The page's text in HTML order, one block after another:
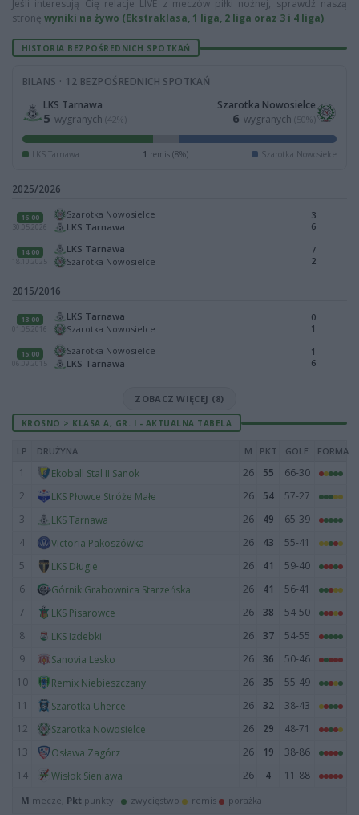
Jeśli interesują Cię relacje LIVE z meczów piłki nożnej, sprawdź naszą
stronę wyniki na żywo (Ekstraklasa, 1 liga, 2 liga oraz 3 i 4 liga).
HISTORIA BEZPOŚREDNICH SPOTKAŃ
BILANS · 12 BEZPOŚREDNICH SPOTKAŃ
LKS Tarnawa
5 wygranych (42%)
Szarotka Nowosielce
6 wygranych (50%)
LKS Tarnawa 1 remis (8%) Szarotka Nowosielce
2025/2026
16:00
30.05.2026
Szarotka Nowosielce
LKS Tarnawa
3
6
14:00
18.10.2025
LKS Tarnawa
Szarotka Nowosielce
7
2
2015/2016
13:00
01.05.2016
LKS Tarnawa
Szarotka Nowosielce
0
1
15:00
06.09.2015
Szarotka Nowosielce
LKS Tarnawa
1
6
ZOBACZ WIĘCEJ (8)
KROSNO > KLASA A, GR. I - AKTUALNA TABELA
LP DRUŻYNA M PKT GOLE FORMA
1 Ekoball Stal II Sanok 26 55
66-30
2
LKS Płowce Stróże Małe 26 54
57-27
3
LKS Tarnawa 26 49
65-39
4
Victoria Pakoszówka 26 43
55-41
5
LKS Długie 26 41
59-40
6
Górnik Grabownica Starzeńska 26 41
56-41
7
LKS Pisarowce 26 38
54-50
8
LKS Izdebki 26 37
54-55
9
Sanovia Lesko 26 36
50-46
10
Remix Niebieszczany 26 35
55-49
11
Szarotka Uherce 26 32
38-43
12
Szarotka Nowosielce 26 29
48-71
13
Osława Zagórz 26 19
38-86
14
Wisłok Sieniawa 26 4 11-88
M mecze, Pkt punkty · zwycięstwo remis porażka